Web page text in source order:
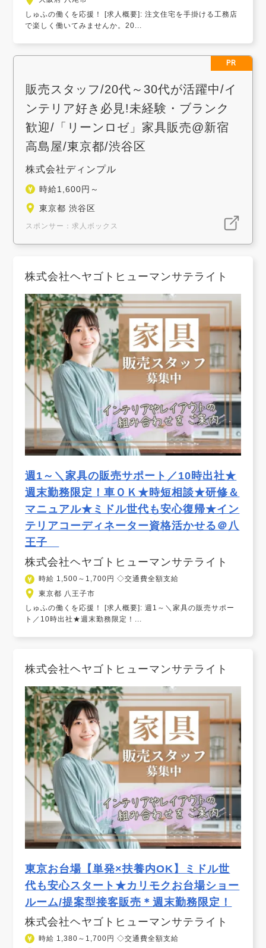
しゅふの働くを応援！ [求人概要]: 注文住宅を手掛ける工務店
で楽しく働いてみませんか。20...
PR
販売スタッフ/20代～30代が活躍中/イ
ンテリア好き必見!未経験・ブランク
歓迎/「リーンロゼ」家具販売@新宿
高島屋/東京都/渋谷区
株式会社ディンプル
時給1,600円～
東京都 渋谷区
スポンサー：求人ボックス
株式会社ヘヤゴトヒューマンサテライト
週1～＼家具の販売サポート／10時出社★
週末勤務限定！車ＯＫ★時短相談★研修＆
マニュアル★ミドル世代も安心復帰★イン
テリアコーディネーター資格活かせる＠八
王子
株式会社ヘヤゴトヒューマンサテライト
時給 1,500～1,700円 ◇交通費全額支給
東京都 八王子市
しゅふの働くを応援！ [求人概要]: 週1～＼家具の販売サポー
ト／10時出社★週末勤務限定！...
株式会社ヘヤゴトヒューマンサテライト
東京お台場【単発×扶養内OK】ミドル世
代も安心スタート★カリモクお台場ショー
ルーム/提案型接客販売＊週末勤務限定！
株式会社ヘヤゴトヒューマンサテライト
時給 1,380～1,700円 ◇交通費全額支給